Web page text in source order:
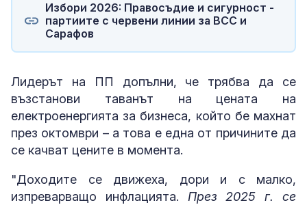
Избори 2026: Правосъдие и сигурност -
партиите с червени линии за ВСС и
Сарафов
Лидерът на ПП допълни, че трябва да се
възстанови таванът на цената на
електроенергията за бизнеса, който бе махнат
през октомври – а това е една от причините да
се качват цените в момента.
"Доходите се движеха, дори и с малко,
изпреварващо инфлацията. През 2025 г. се